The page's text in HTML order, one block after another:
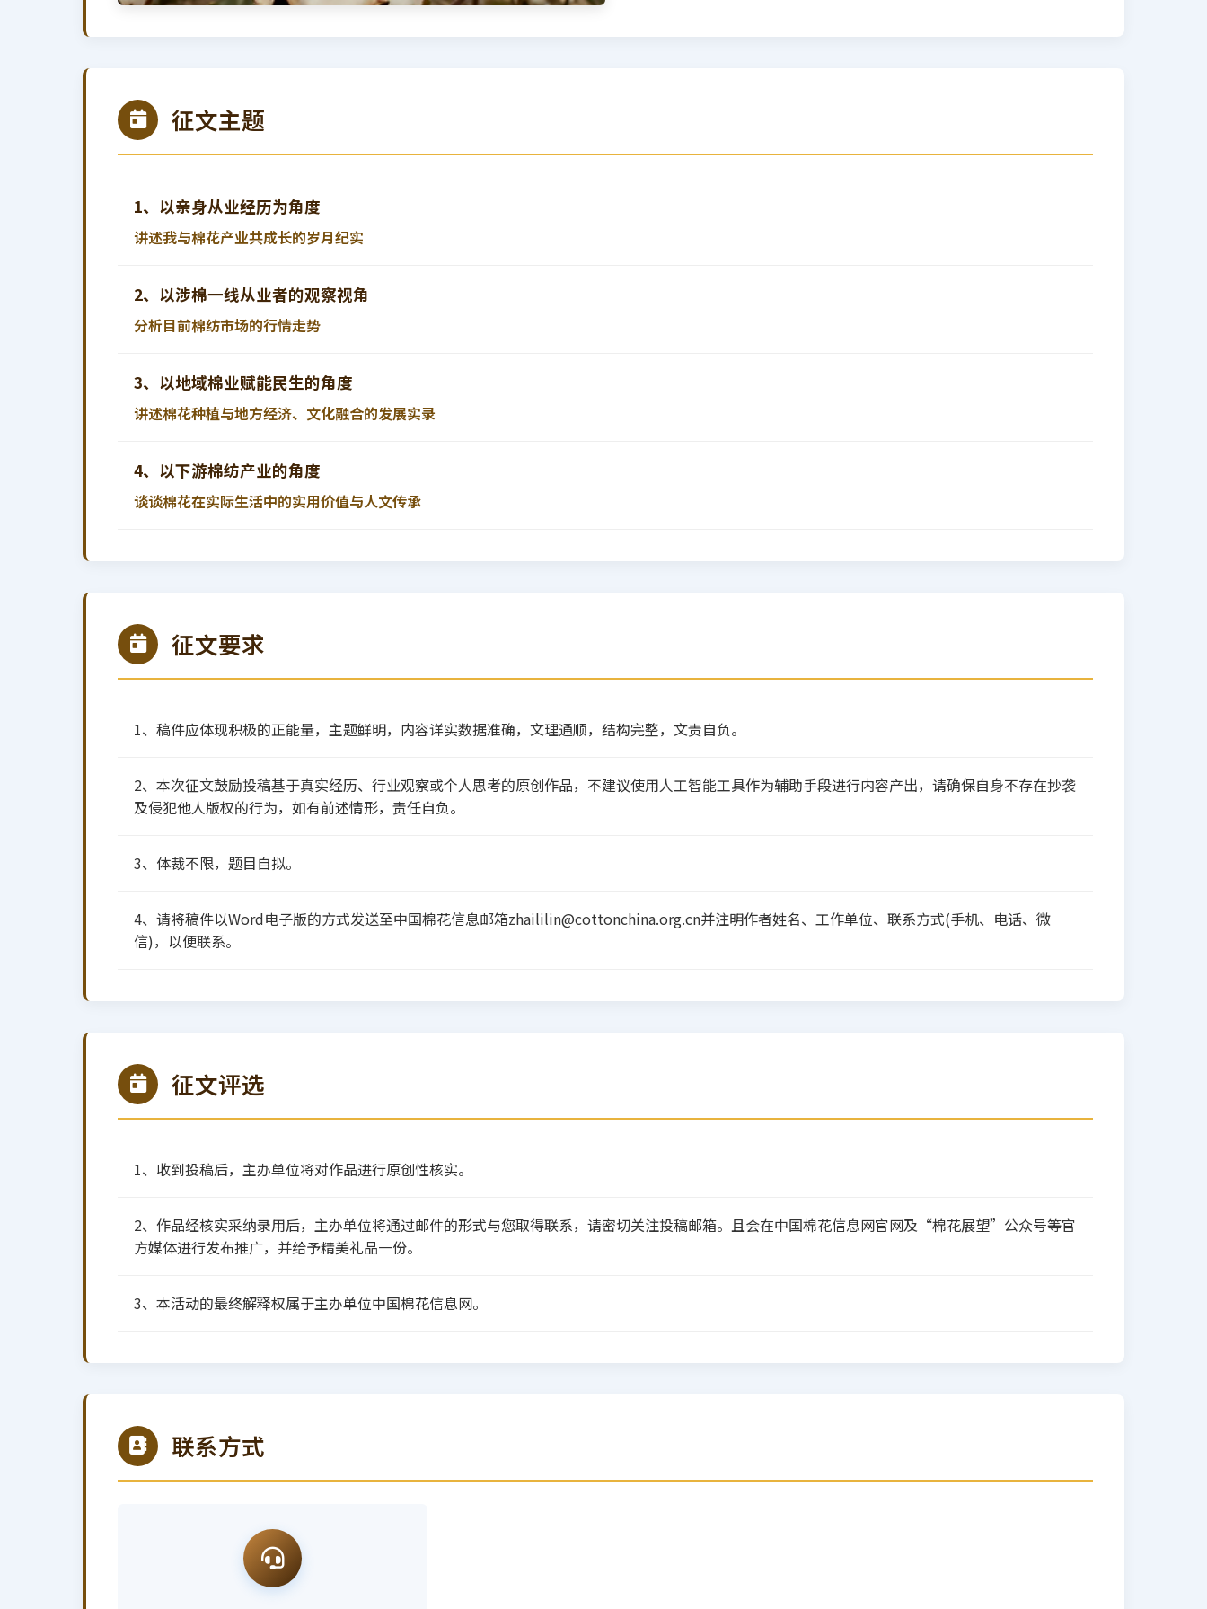
征文主题
1、以亲身从业经历为角度
讲述我与棉花产业共成长的岁月纪实
2、以涉棉一线从业者的观察视角
分析目前棉纺市场的行情走势
3、以地域棉业赋能民生的角度
讲述棉花种植与地方经济、文化融合的发展实录
4、以下游棉纺产业的角度
谈谈棉花在实际生活中的实用价值与人文传承
征文要求
1、稿件应体现积极的正能量，主题鲜明，内容详实数据准确，文理通顺，结构完整，文责自负。
2、本次征文鼓励投稿基于真实经历、行业观察或个人思考的原创作品，不建议使用人工智能工具作为辅助手段进行内容产出，请确保自身不存在抄袭
及侵犯他人版权的行为，如有前述情形，责任自负。
3、体裁不限，题目自拟。
4、请将稿件以Word电子版的方式发送至中国棉花信息邮箱zhaililin@cottonchina.org.cn并注明作者姓名、工作单位、联系方式(手机、电话、微
信)，以便联系。
征文评选
1、收到投稿后，主办单位将对作品进行原创性核实。
2、作品经核实采纳录用后，主办单位将通过邮件的形式与您取得联系，请密切关注投稿邮箱。且会在中国棉花信息网官网及“棉花展望”公众号等官
方媒体进行发布推广，并给予精美礼品一份。
3、本活动的最终解释权属于主办单位中国棉花信息网。
联系方式